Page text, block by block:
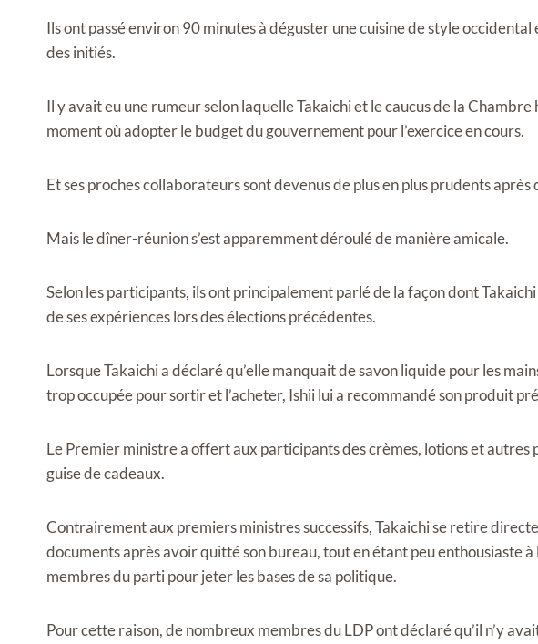
Ils ont passé environ 90 minutes à déguster une cuisine de style
des initiés.
Il y avait eu une rumeur selon laquelle Takaichi et le caucus de la
moment où adopter le budget du gouvernement pour l’exercice en cours.
Et ses proches collaborateurs sont devenus de plus en plus prudents
Mais le dîner-réunion s’est apparemment déroulé de manière amicale.
Selon les participants, ils ont principalement parlé de la façon dont
de ses expériences lors des élections précédentes.
Lorsque Takaichi a déclaré qu’elle manquait de savon liquide pour les
trop occupée pour sortir et l’acheter, Ishii lui a recommandé son produit
Le Premier ministre a offert aux participants des crèmes, lotions et autres
guise de cadeaux.
Contrairement aux premiers ministres successifs, Takaichi se retire
documents après avoir quitté son bureau, tout en étant peu enthousiaste à
membres du parti pour jeter les bases de sa politique.
Pour cette raison, de nombreux membres du LDP ont déclaré qu’il n’y